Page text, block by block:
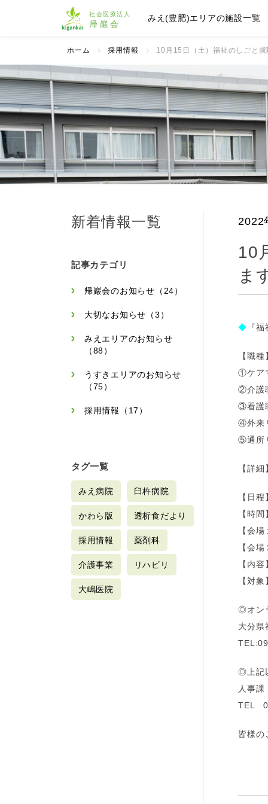
みえ(豊肥)エリアの施設一覧
ホーム 採用情報 10月15日（土）福祉のしごと
2022
10
ま
◆ 『
【職種
①ケア
②介護
③看護
④外来
⑤通所
【詳
【日
【時
【会
【会
【内
【対
◎オン
大分県
◎上記
人事
TEL
皆様の
新着情報一覧
記事カテゴリ
帰巖会のお知らせ（24）
大切なお知らせ（3）
みえエリアのお知らせ
（88）
うすきエリアのお知らせ
（75）
採用情報（17）
タグ一覧
みえ病院 臼杵病院
かわら版 透析食だより
採用情報 薬剤科
介護事業 リハビリ
大嶋医院